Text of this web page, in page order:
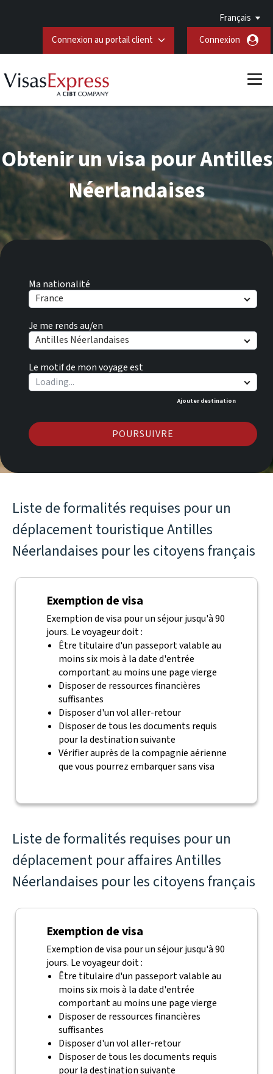
Français
Connexion au portail client
Connexion
Ma nationalité
France
Je me rends au/en
Antilles Néerlandaises
Le motif de mon voyage est
Ajouter destination
POURSUIVRE
Obtenir un visa pour Antilles
Néerlandaises
Liste de formalités requises pour un
déplacement touristique Antilles
Néerlandaises pour les citoyens français
Exemption de visa
Exemption de visa pour un séjour jusqu'à 90
jours. Le voyageur doit :
Être titulaire d'un passeport valable au
moins six mois à la date d'entrée
comportant au moins une page vierge
Disposer de ressources financières
suffisantes
Disposer d'un vol aller-retour
Disposer de tous les documents requis
pour la destination suivante
Vérifier auprès de la compagnie aérienne
que vous pourrez embarquer sans visa
Liste de formalités requises pour un
déplacement pour affaires Antilles
Néerlandaises pour les citoyens français
Exemption de visa
Exemption de visa pour un séjour jusqu'à 90
jours. Le voyageur doit :
Être titulaire d'un passeport valable au
moins six mois à la date d'entrée
comportant au moins une page vierge
Disposer de ressources financières
suffisantes
Disposer d'un vol aller-retour
Disposer de tous les documents requis
pour la destination suivante